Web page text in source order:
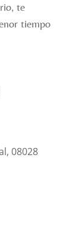
te
tiempo
08028